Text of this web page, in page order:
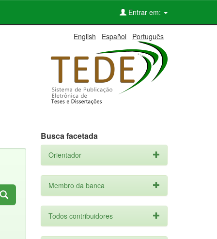
Entrar em:
English Español Português
Busca facetada
Orientador
Membro da banca
Todos contribuidores